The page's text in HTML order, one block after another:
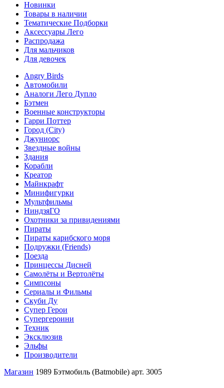
Новинки
Товары в наличии
Тематические Подборки
Аксессуары Лего
Распродажа
Для мальчиков
Для девочек
Angry Birds
Автомобили
Аналоги Лего Дупло
Бэтмен
Военные конструкторы
Гарри Поттер
Город (City)
Джуниорс
Звездные войны
Здания
Корабли
Креатор
Майнкрафт
Минифигурки
Мультфильмы
НиндзяГО
Охотники за привидениями
Пираты
Пираты карибского моря
Подружки (Friends)
Поезда
Принцессы Дисней
Самолёты и Вертолёты
Симпсоны
Сериалы и Фильмы
Скуби Ду
Супер Герои
Супергероини
Техник
Эксклюзив
Эльфы
Производители
Магазин 1989 Бэтмобиль (Batmobile) арт. 3005